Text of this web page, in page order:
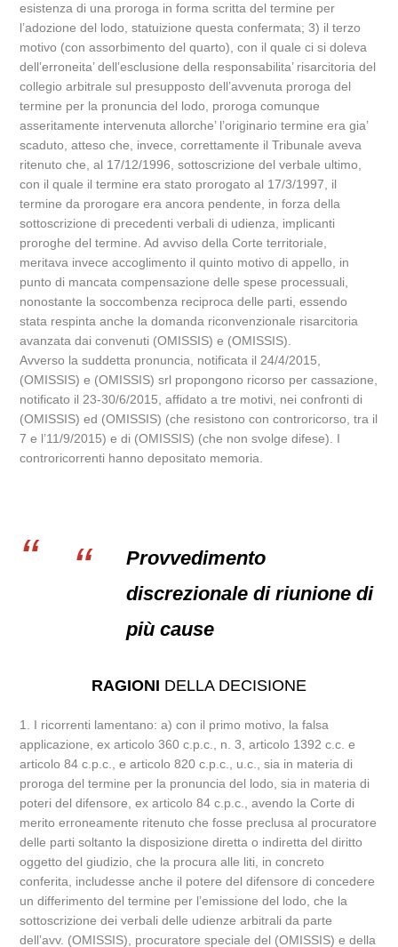
esistenza di una proroga in forma scritta del termine per
l’adozione del lodo, statuizione questa confermata; 3) il terzo
motivo (con assorbimento del quarto), con il quale ci si doleva
dell’erroneita’ dell’esclusione della responsabilita’ risarcitoria del
collegio arbitrale sul presupposto dell’avvenuta proroga del
termine per la pronuncia del lodo, proroga comunque
asseritamente intervenuta allorche’ l’originario termine era gia’
scaduto, atteso che, invece, correttamente il Tribunale aveva
ritenuto che, al 17/12/1996, sottoscrizione del verbale ultimo,
con il quale il termine era stato prorogato al 17/3/1997, il
termine da prorogare era ancora pendente, in forza della
sottoscrizione di precedenti verbali di udienza, implicanti
proroghe del termine. Ad avviso della Corte territoriale,
meritava invece accoglimento il quinto motivo di appello, in
punto di mancata compensazione delle spese processuali,
nonostante la soccombenza reciproca delle parti, essendo
stata respinta anche la domanda riconvenzionale risarcitoria
avanzata dai convenuti (OMISSIS) e (OMISSIS).
Avverso la suddetta pronuncia, notificata il 24/4/2015,
(OMISSIS) e (OMISSIS) srl propongono ricorso per cassazione,
notificato il 23-30/6/2015, affidato a tre motivi, nei confronti di
(OMISSIS) ed (OMISSIS) (che resistono con controricorso, tra il
7 e l’11/9/2015) e di (OMISSIS) (che non svolge difese). I
controricorrenti hanno depositato memoria.
Provvedimento
discrezionale di riunione di
più cause
RAGIONI DELLA DECISIONE
1. I ricorrenti lamentano: a) con il primo motivo, la falsa
applicazione, ex articolo 360 c.p.c., n. 3, articolo 1392 c.c. e
articolo 84 c.p.c., e articolo 820 c.p.c., u.c., sia in materia di
proroga del termine per la pronuncia del lodo, sia in materia di
poteri del difensore, ex articolo 84 c.p.c., avendo la Corte di
merito erroneamente ritenuto che fosse preclusa al procuratore
delle parti soltanto la disposizione diretta o indiretta del diritto
oggetto del giudizio, che la procura alle liti, in concreto
conferita, includesse anche il potere del difensore di concedere
un differimento del termine per l’emissione del lodo, che la
sottoscrizione dei verbali delle udienze arbitrali da parte
dell’avv. (OMISSIS), procuratore speciale del (OMISSIS) e della